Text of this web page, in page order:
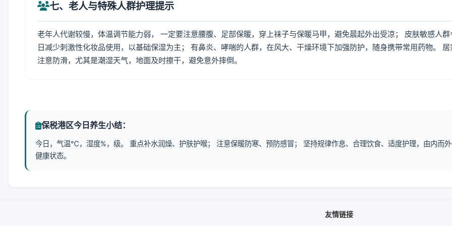
七、老人与特殊人群护理提示
老年人代谢较慢，体温调节能力弱， 一定要注意腰腹、足部保暖，穿上袜子与保暖马甲，避免晨起外出受凉； 皮肤敏感人群
日减少刺激性化妆品使用，以基础保湿为主； 有鼻炎、哮喘的人群，在风大、干燥环境下加强防护，随身携带常用药物。 居
注意防滑，尤其是潮湿天气，地面及时擦干，避免意外摔倒。
保税港区今日养生小结：
今日，气温℃，湿度%，级。 重点补水润燥、护肤护喉； 注意保暖防寒、预防感冒； 坚持规律作息、合理饮食、适度护理，由内而
健康状态。
友情链接